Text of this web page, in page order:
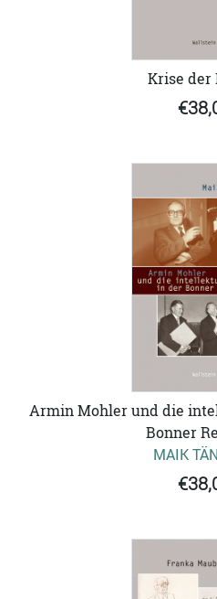
Krise der
Armin Mohler und die
Bonner
MAIK